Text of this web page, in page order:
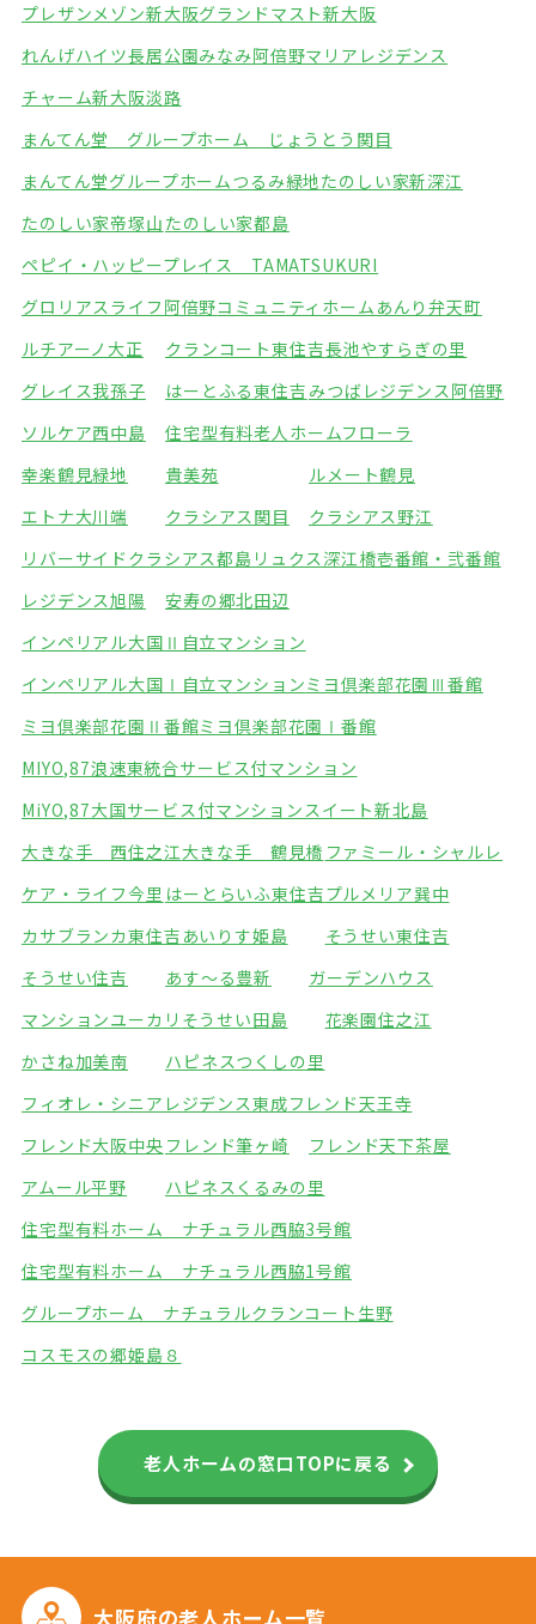
プレザンメゾン新大阪グランドマスト新大阪
れんげハイツ長居公園みなみ阿倍野マリアレジデンス
チャーム新大阪淡路
まんてん堂 グループホーム じょうとう関目
まんてん堂グループホームつるみ緑地たのしい家新深江
たのしい家帝塚山 たのしい家都島
ペピイ・ハッピープレイス TAMATSUKURI
グロリアスライフ阿倍野コミュニティホームあんり弁天町
ルチアーノ大正
クランコート東住吉長池やすらぎの里
グレイス我孫子
はーとふる東住吉 みつばレジデンス阿倍野
ソルケア西中島
住宅型有料老人ホームフローラ
幸楽鶴見緑地
貴美苑
ルメート鶴見
エトナ大川端
クラシアス関目
クラシアス野江
リバーサイドクラシアス都島 リュクス深江橋壱番館・弐番館
レジデンス旭陽
安寿の郷北田辺
インペリアル大国Ⅱ自立マンション
インペリアル大国Ⅰ自立マンションミヨ倶楽部花園Ⅲ番館
ミヨ倶楽部花園Ⅱ番館ミヨ倶楽部花園Ⅰ番館
MIYO,87浪速東統合サービス付マンション
MiYO,87大国サービス付マンション スイート新北島
大きな手 西住之江大きな手 鶴見橋 ファミール・シャルレ
ケア・ライフ今里 はーとらいふ東住吉プルメリア巽中
カサブランカ東住吉 あいりす姫島
そうせい東住吉
そうせい住吉
あす～る豊新
ガーデンハウス
マンションユーカリ そうせい田島
花楽園住之江
かさね加美南
ハピネスつくしの里
フィオレ・シニアレジデンス東成フレンド天王寺
フレンド大阪中央 フレンド筆ヶ崎
フレンド天下茶屋
アムール平野
ハピネスくるみの里
住宅型有料ホーム ナチュラル西脇3号館
住宅型有料ホーム ナチュラル西脇1号館
グループホーム ナチュラルクランコート生野
コスモスの郷姫島８
老人ホームの窓口TOPに戻る
大阪府の老人ホーム一覧